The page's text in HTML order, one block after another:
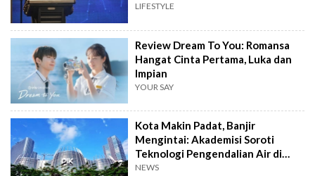
LIFESTYLE
Review Dream To You: Romansa
Hangat Cinta Pertama, Luka dan
Impian
YOUR SAY
Kota Makin Padat, Banjir
Mengintai: Akademisi Soroti
Teknologi Pengendalian Air di
PIK2
NEWS